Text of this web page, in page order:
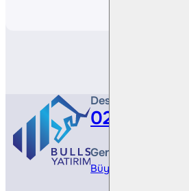
Destek Hattı
0212 410
Genel Müdürlük
Büyükdere Cad. No